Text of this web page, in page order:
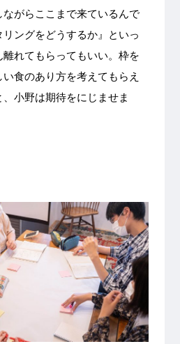
がらここまで来ているんで
ングをどうするか』といっ
れてもらってもいい。枠を
食のあり方を考えてもらえ
小野は期待をにじませま